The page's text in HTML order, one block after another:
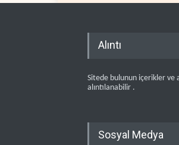
Alıntı
Sitede bulunun içerikler ve
alıntılanabilir .
Sosyal Medya